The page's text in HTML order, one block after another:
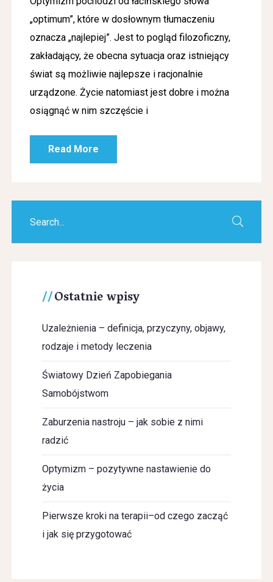
„optimum”, które w dosłownym tłumaczeniu
oznacza „najlepiej”. Jest to pogląd filozoficzny,
zakładający, że obecna sytuacja oraz istniejący
świat są możliwie najlepsze i racjonalnie
urządzone. Życie natomiast jest dobre i można
osiągnąć w nim szczęście i
Read More
Ostatnie wpisy
Uzależnienia – definicja, przyczyny, objawy,
rodzaje i metody leczenia
Światowy Dzień Zapobiegania
Samobójstwom
Zaburzenia nastroju – jak sobie z nimi
radzić
Optymizm – pozytywne nastawienie do
życia
Pierwsze kroki na terapii–od czego zacząć
i jak się przygotować